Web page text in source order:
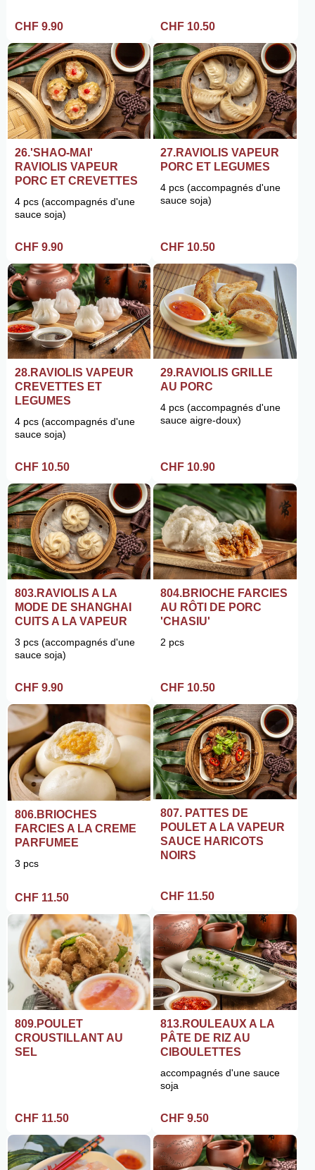
CHF 9.90 CHF 10.50
26.'SHAO-MAI'
RAVIOLIS VAPEUR
PORC ET CREVETTES
4 pcs (accompagnés d'une
sauce soja)
CHF 9.90
27.RAVIOLIS VAPEUR
PORC ET LEGUMES
4 pcs (accompagnés d'une
sauce soja)
CHF 10.50
28.RAVIOLIS VAPEUR
CREVETTES ET
LEGUMES
4 pcs (accompagnés d'une
sauce soja)
CHF 10.50
29.RAVIOLIS GRILLE
AU PORC
4 pcs (accompagnés d'une
sauce aigre-doux)
CHF 10.90
803.RAVIOLIS A LA
MODE DE SHANGHAI
CUITS A LA VAPEUR
3 pcs (accompagnés d'une
sauce soja)
CHF 9.90
804.BRIOCHE FARCIES
AU RÔTI DE PORC
'CHASIU'
2 pcs
CHF 10.50
806.BRIOCHES
FARCIES A LA CREME
PARFUMEE
3 pcs
CHF 11.50
807. PATTES DE
POULET A LA VAPEUR
SAUCE HARICOTS
NOIRS
CHF 11.50
809.POULET
CROUSTILLANT AU
SEL
CHF 11.50
813.ROULEAUX A LA
PÂTE DE RIZ AU
CIBOULETTES
accompagnés d'une sauce
soja
CHF 9.50